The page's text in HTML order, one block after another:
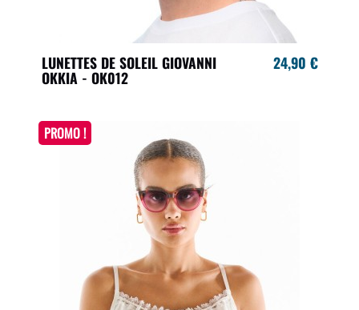
LUNETTES DE SOLEIL GIOVANNI
OKKIA - OK012
24,90 €
PROMO !